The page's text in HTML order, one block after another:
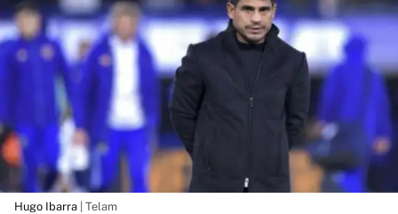
Hugo Ibarra | Telam